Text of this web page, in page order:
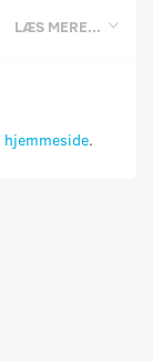
LÆS MERE...
hjemmeside.